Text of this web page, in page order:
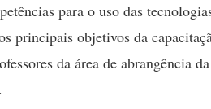
para o uso das
principais objetivos da
da área de abrangência da